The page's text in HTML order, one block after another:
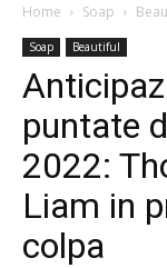
Home Soap
Soap Beautiful
puntate
2022:
Liam in
colpa